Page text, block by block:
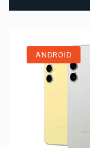
ANDROID